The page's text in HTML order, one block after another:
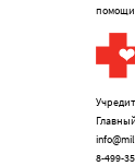
помощи
8-499-